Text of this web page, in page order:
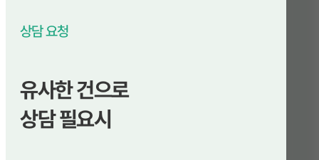
상담 요청
유사한 건으로
상담 필요시